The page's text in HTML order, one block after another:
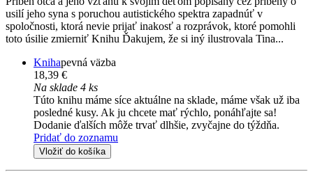
usilí jeho syna s poruchou autistického spektra zapadnúť v
spoločnosti, ktorá nevie prijať inakosť a rozprávok, ktoré pomohli
toto úsilie zmierniť Knihu Ďakujem, že si iný ilustrovala Tina...
Knihapevná väzba
18,39 €
Na sklade 4 ks
Túto knihu máme síce aktuálne na sklade, máme však už iba
posledné kusy. Ak ju chcete mať rýchlo, ponáhľajte sa!
Dodanie ďalších môže trvať dlhšie, zvyčajne do týždňa.
Pridať do zoznamu
Vložiť do košíka